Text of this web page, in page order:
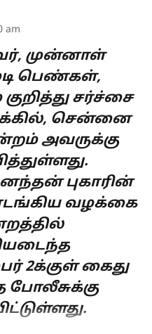
am
முன்னாள்
பெண்கள்,
சர்ச்சை
சென்னை
அவருக்கு
புகாரின்
வழக்கை
2க்குள் கைது
போலீசுக்கு